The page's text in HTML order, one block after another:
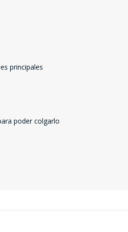
principales
poder colgarloFINALIZÁ TU COMPRA